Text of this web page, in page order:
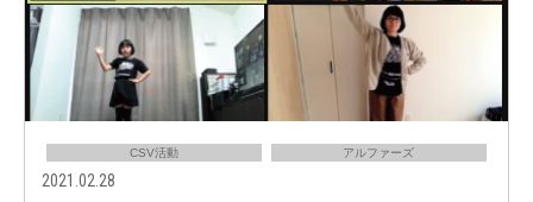
CSV活動 アルファーズ
2021.02.28